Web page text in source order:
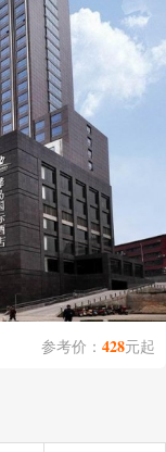
参考价： 428元起